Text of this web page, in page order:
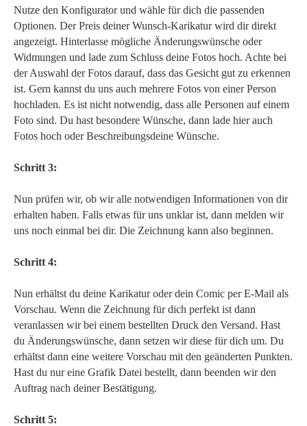
Nutze den Konfigurator und wähle für dich die passenden
Optionen. Der Preis deiner Wunsch-Karikatur wird dir direkt
angezeigt. Hinterlasse mögliche Änderungswünsche oder
Widmungen und lade zum Schluss deine Fotos hoch. Achte bei
der Auswahl der Fotos darauf, dass das Gesicht gut zu erkennen
ist. Gern kannst du uns auch mehrere Fotos von einer Person
hochladen. Es ist nicht notwendig, dass alle Personen auf einem
Foto sind. Du hast besondere Wünsche, dann lade hier auch
Fotos hoch oder Beschreibungsdeine Wünsche.
Schritt 3:
Nun prüfen wir, ob wir alle notwendigen Informationen von dir
erhalten haben. Falls etwas für uns unklar ist, dann melden wir
uns noch einmal bei dir. Die Zeichnung kann also beginnen.
Schritt 4:
Nun erhältst du deine Karikatur oder dein Comic per E-Mail als
Vorschau. Wenn die Zeichnung für dich perfekt ist dann
veranlassen wir bei einem bestellten Druck den Versand. Hast
du Änderungswünsche, dann setzen wir diese für dich um. Du
erhältst dann eine weitere Vorschau mit den geänderten Punkten.
Hast du nur eine Grafik Datei bestellt, dann beenden wir den
Auftrag nach deiner Bestätigung.
Schritt 5: